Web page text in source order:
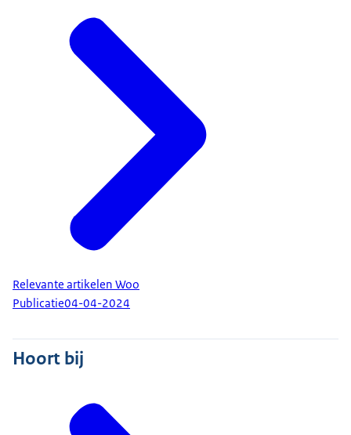
Relevante artikelen Woo
Publicatie04-04-2024
Hoort bij